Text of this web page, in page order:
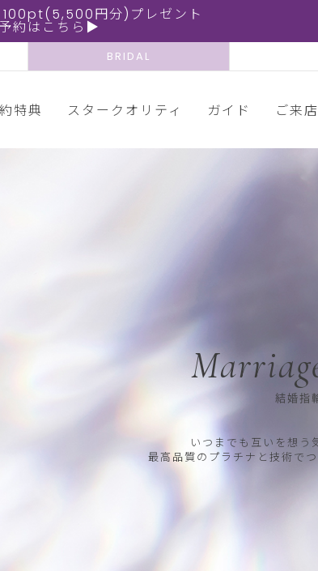
100pt(5,500円分)プレゼント
約はこちら▶
BRIDAL
特典 スタークオリティ ガイド ご来
結婚指
いつまでも互いを想う
最高品質のプラチナと技術で